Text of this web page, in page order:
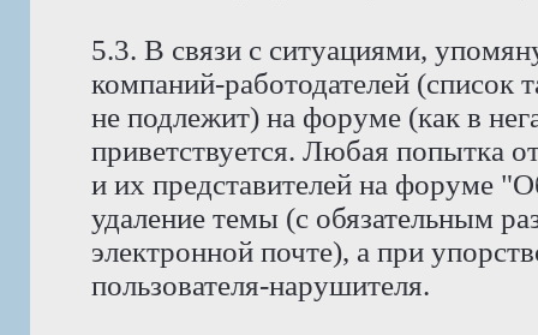
5.3. В связи с ситуациями,
компаний-работодателей (список
не подлежит) на форуме (как в
приветствуется. Любая попытка
и их представителей на форуме
удаление темы (с обязательным
электронной почте), а при
пользователя-нарушителя.